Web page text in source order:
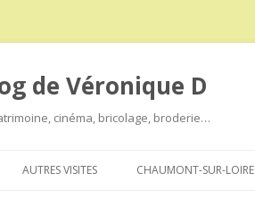
de Véronique D
cinéma, bricolage, broderie…
AUTRES VISITES CHAUMONT-SUR-LOIRE